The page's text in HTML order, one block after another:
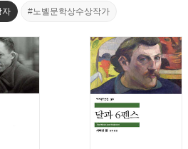
자 #노벨문학상수상작가